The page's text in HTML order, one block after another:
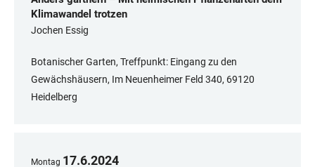
Klimawandel trotzen
Jochen Essig
Botanischer Garten, Treffpunkt: Eingang zu den
Gewächshäusern, Im Neuenheimer Feld 340, 69120
Heidelberg
Montag 17.6.2024